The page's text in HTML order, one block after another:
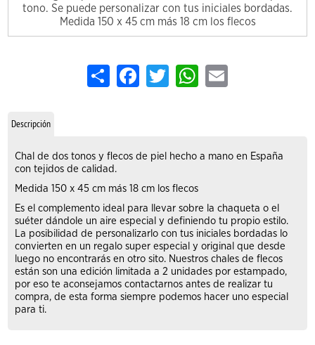
tono. Se puede personalizar con tus iniciales bordadas.
Medida 150 x 45 cm más 18 cm los flecos
Share FacebookTwitter WhatsApp
Descripción
Chal de dos tonos y flecos de piel hecho a mano en España
con tejidos de calidad.
Medida 150 x 45 cm más 18 cm los flecos
Es el complemento ideal para llevar sobre la chaqueta o el
suéter dándole un aire especial y definiendo tu propio estilo.
La posibilidad de personalizarlo con tus iniciales bordadas lo
convierten en un regalo super especial y original que desde
luego no encontrarás en otro sito. Nuestros chales de flecos
están son una edición limitada a 2 unidades por estampado,
por eso te aconsejamos contactarnos antes de realizar tu
compra, de esta forma siempre podemos hacer uno especial
para ti.